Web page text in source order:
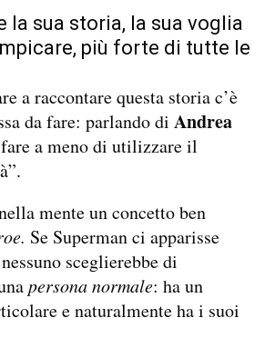
la sua storia, la sua voglia
più forte di tutte le
a raccontare questa storia c’è
da fare: parlando di Andrea
a meno di utilizzare il
mente un concetto ben
Se Superman ci apparisse
sceglierebbe di
persona normale: ha un
e naturalmente ha i suoi